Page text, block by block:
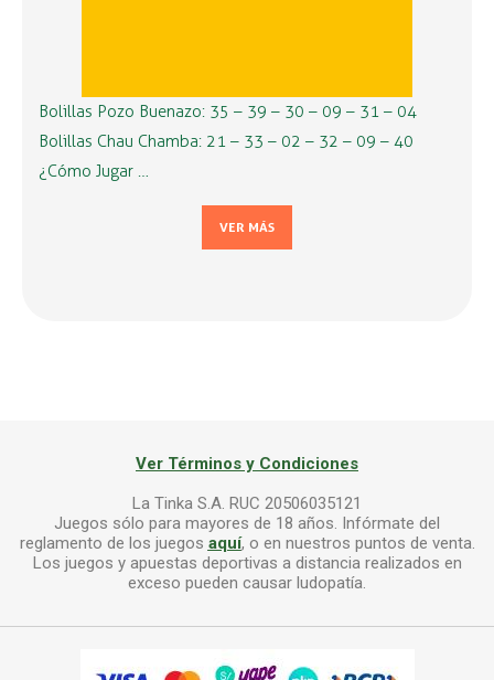
Bolillas Pozo Buenazo: 35 – 39 – 30 – 09 – 31 – 04
Bolillas Chau Chamba: 21 – 33 – 02 – 32 – 09 – 40
¿Cómo Jugar …
VER MÁS
Ver Términos y Condiciones
La Tinka S.A. RUC 20506035121
Juegos sólo para mayores de 18 años. Infórmate del
reglamento de los juegos aquí, o en nuestros puntos de venta.
Los juegos y apuestas deportivas a distancia realizados en
exceso pueden causar ludopatía.